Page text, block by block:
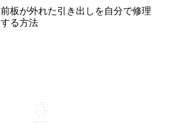
前板が外れた引き出しを自分で修理
する方法